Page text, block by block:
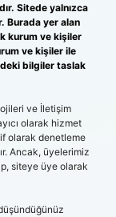
Sitede yalnızca
Burada yer alan
kurum ve kişiler
ve kişiler ile
bilgiler taslak
ve İletişim
olarak hizmet
olarak denetleme
Ancak, üyelerimiz
siteye üye olarak